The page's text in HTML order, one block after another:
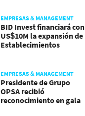
EMPRESAS & MANAGEMENT
BID Invest financiará con
US$10M la expansión de
Establecimientos
EMPRESAS & MANAGEMENT
Presidente de Grupo
OPSA recibió
reconocimiento en gala